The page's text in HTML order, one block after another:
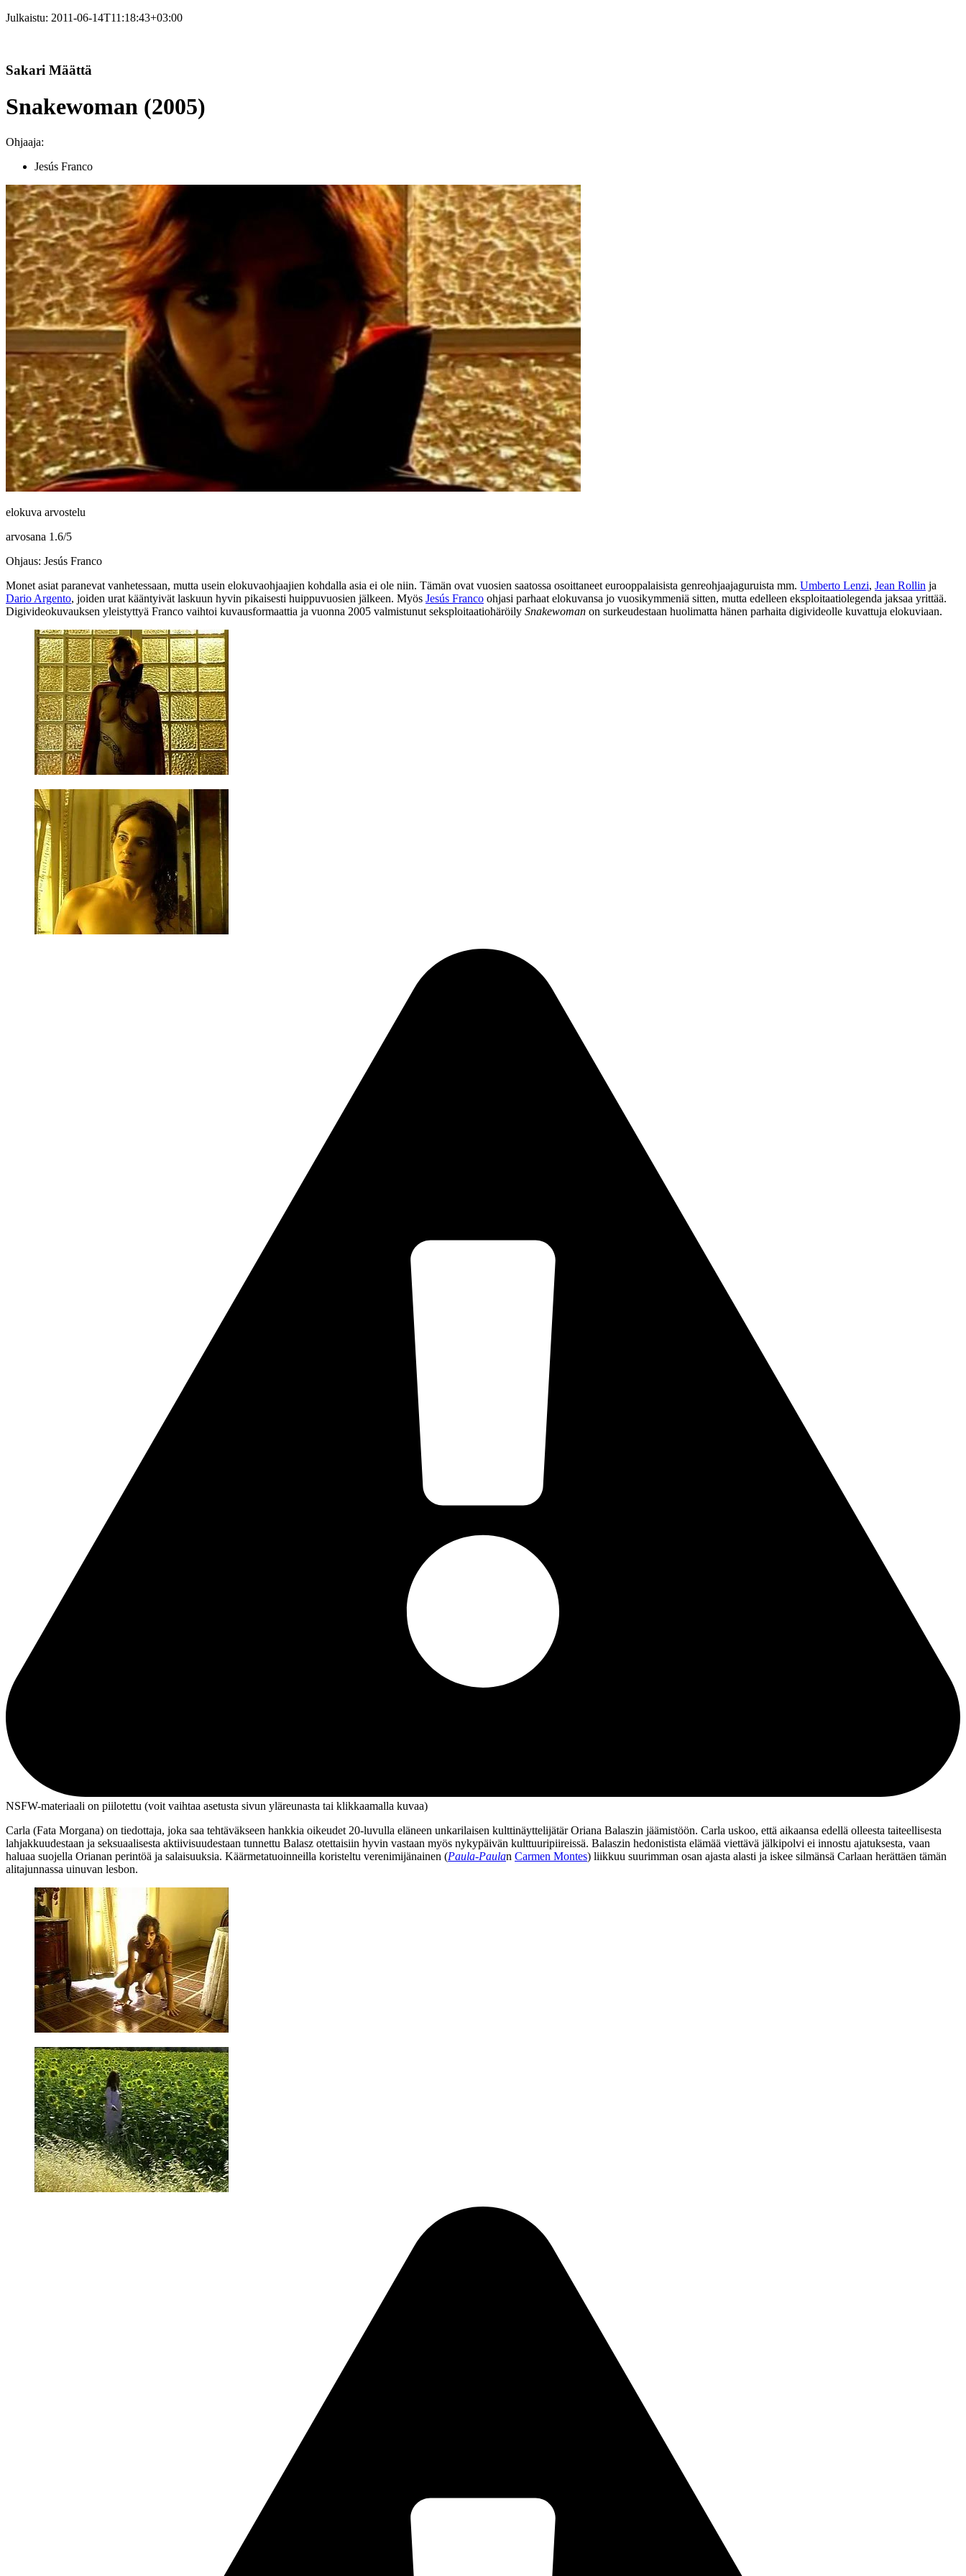
Julkaistu: 2011-06-14T11:18:43+03:00
Sakari Määttä
Snakewoman (2005)
Ohjaaja:
Jesús Franco
elokuva arvostelu
arvosana 1.6/5
Ohjaus: Jesús Franco
Monet asiat paranevat vanhetessaan, mutta usein elokuvaohjaajien kohdalla asia ei ole niin. Tämän ovat vuosien saatossa osoittaneet eurooppalaisista genreohjaajaguruista mm. Umberto Lenzi, Jean Rollin ja
Dario Argento, joiden urat kääntyivät laskuun hyvin pikaisesti huippuvuosien jälkeen. Myös Jesús Franco ohjasi parhaat elokuvansa jo vuosikymmeniä sitten, mutta edelleen eksploitaatiolegenda jaksaa yrittää.
Digivideokuvauksen yleistyttyä Franco vaihtoi kuvausformaattia ja vuonna 2005 valmistunut seksploitaatiohäröily Snakewoman on surkeudestaan huolimatta hänen parhaita digivideolle kuvattuja elokuviaan.
NSFW-materiaali on piilotettu (voit vaihtaa asetusta sivun ylä­reunasta tai klikkaamalla kuvaa)
Carla (Fata Morgana) on tiedottaja, joka saa tehtäväkseen hankkia oikeudet 20‑luvulla eläneen unkarilaisen kulttinäyttelijätär Oriana Balaszin jäämistöön. Carla uskoo, että aikaansa edellä olleesta taiteellisesta
lahjakkuudestaan ja seksuaalisesta aktiivisuudestaan tunnettu Balasz otettaisiin hyvin vastaan myös nykypäivän kulttuuripiireissä. Balaszin hedonistista elämää viettävä jälkipolvi ei innostu ajatuksesta, vaan
haluaa suojella Orianan perintöä ja salaisuuksia. Käärmetatuoinneilla koristeltu verenimijänainen (Paula-Paulan Carmen Montes) liikkuu suurimman osan ajasta alasti ja iskee silmänsä Carlaan herättäen tämän
alitajunnassa uinuvan lesbon.